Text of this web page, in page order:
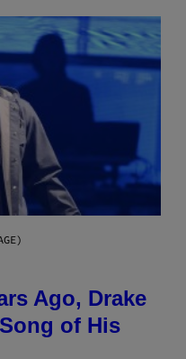
Ago, Drake
of His